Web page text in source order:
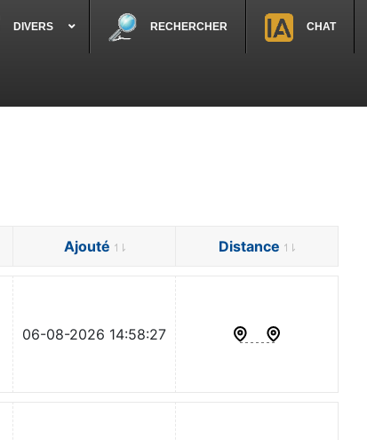
DIVERS RECHERCHER CHAT
Ajouté Distance
06-08-2026 14:58:27